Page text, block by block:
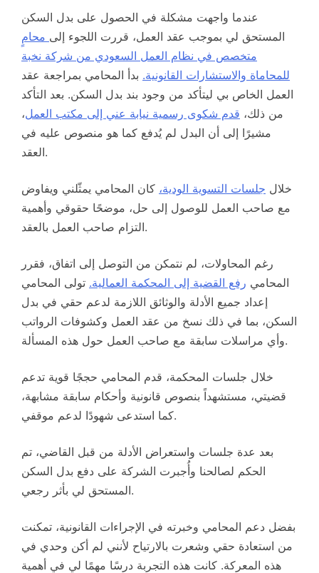
عندما واجهت مشكلة في الحصول على بدل السكن
المستحق لي بموجب عقد العمل، قررت اللجوء إلى محامٍ
متخصص في نظام العمل السعودي من شركة نخبة
للمحاماة والاستشارات القانونية. بدأ المحامي بمراجعة عقد
العمل الخاص بي ليتأكد من وجود بند بدل السكن. بعد التأكد
من ذلك، قدم شكوى رسمية نيابة عني إلى مكتب العمل،
مشيرًا إلى أن البدل لم يُدفع كما هو منصوص عليه في
العقد.
خلال جلسات التسوية الودية، كان المحامي يمثّلني ويفاوض
مع صاحب العمل للوصول إلى حل، موضحًا حقوقي وأهمية
التزام صاحب العمل بالعقد.
رغم المحاولات، لم نتمكن من التوصل إلى اتفاق، فقرر
المحامي رفع القضية إلى المحكمة العمالية. تولى المحامي
إعداد جميع الأدلة والوثائق اللازمة لدعم حقي في بدل
السكن، بما في ذلك نسخ من عقد العمل وكشوفات الرواتب
وأي مراسلات سابقة مع صاحب العمل حول هذه المسألة.
خلال جلسات المحكمة، قدم المحامي حججًا قوية تدعم
قضيتي، مستشهداً بنصوص قانونية وأحكام سابقة مشابهة،
كما استدعى شهودًا لدعم موقفي.
بعد عدة جلسات واستعراض الأدلة من قبل القاضي، تم
الحكم لصالحنا وأُجبرت الشركة على دفع بدل السكن
المستحق لي بأثر رجعي.
بفضل دعم المحامي وخبرته في الإجراءات القانونية، تمكنت
من استعادة حقي وشعرت بالارتياح لأنني لم أكن وحدي في
هذه المعركة. كانت هذه التجربة درسًا مهمًا لي في أهمية